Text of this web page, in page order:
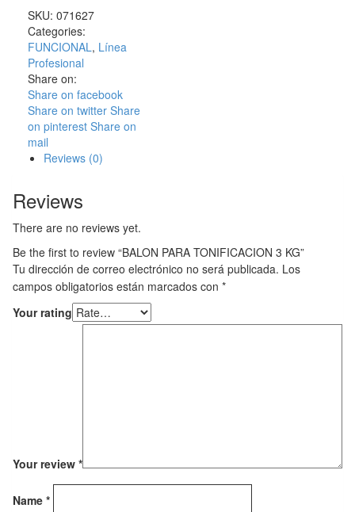
SKU: 071627
Categories:
FUNCIONAL, Línea
Profesional
Share on:
Share on facebook
Share on twitter Share
on pinterest Share on
mail
Reviews (0)
Reviews
There are no reviews yet.
Be the first to review “BALON PARA TONIFICACION 3 KG”
Tu dirección de correo electrónico no será publicada. Los
campos obligatorios están marcados con *
Your rating
Your review *
Name *